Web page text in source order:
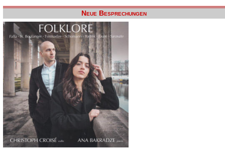
Neue Besprechungen